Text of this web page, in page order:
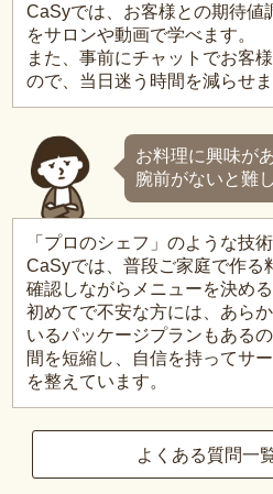
CaSyでは、お客様との期待値
をサロンや動画で学べます。
また、事前にチャットでお客
ので、当日迷う時間を減らせま
お料理に興味が
腕前がないと難
「プロのシェフ」のような技
CaSyでは、普段ご家庭で作る
確認しながらメニューを決める
初めてで不安な方には、あら
いるパッケージプランもある
間を短縮し、自信を持ってサ
を整えています。
よくある質問一